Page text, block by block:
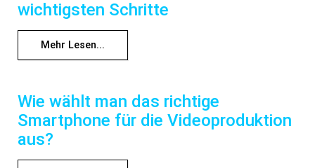
wichtigsten Schritte
Mehr Lesen...
Wie wählt man das richtige
Smartphone für die Videoproduktion
aus?